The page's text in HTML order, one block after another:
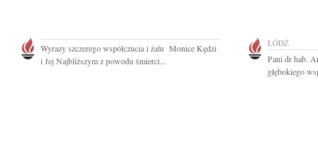
Wyrazy szczerego współczucia i żalu Monice Kędzi
i Jej Najbliższym z powodu śmierci...
ŁÓDŹ
Pani dr hab.
głębokiego